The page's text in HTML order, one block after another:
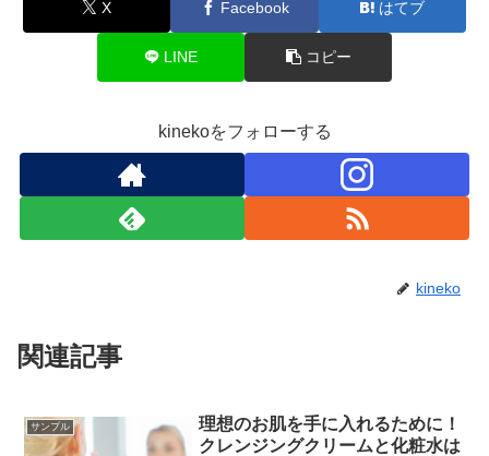
X Facebook はてブ
LINE コピー
kinekoをフォローする
kineko
関連記事
サンプル
理想のお肌を手に入れるために！
クレンジングクリームと化粧水は